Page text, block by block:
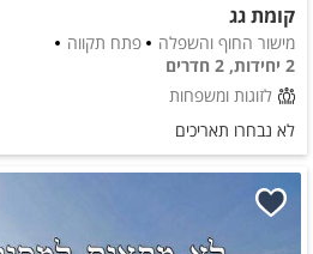
קומת גג
מישור החוף והשפלה
פתח תקווה
2 יחידות, 2 חדרים
לזוגות ומשפחות
לא נבחרו תאריכים